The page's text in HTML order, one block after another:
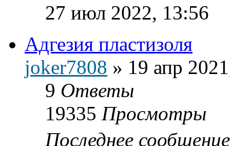
27 июл 2022, 13:56
Адгезия пластизоля
joker7808 » 19 апр
9 Ответы
19335 Просмотры
Последнее